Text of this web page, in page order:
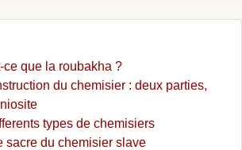
ce que la roubakha ?
du chemisier : deux parties,
types de chemisiers
sacre du chemisier slave